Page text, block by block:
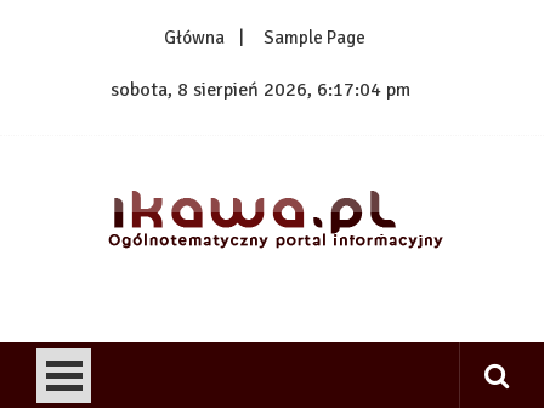
Główna Sample Page
sobota, 8 sierpień 2026, 6:17:04 pm